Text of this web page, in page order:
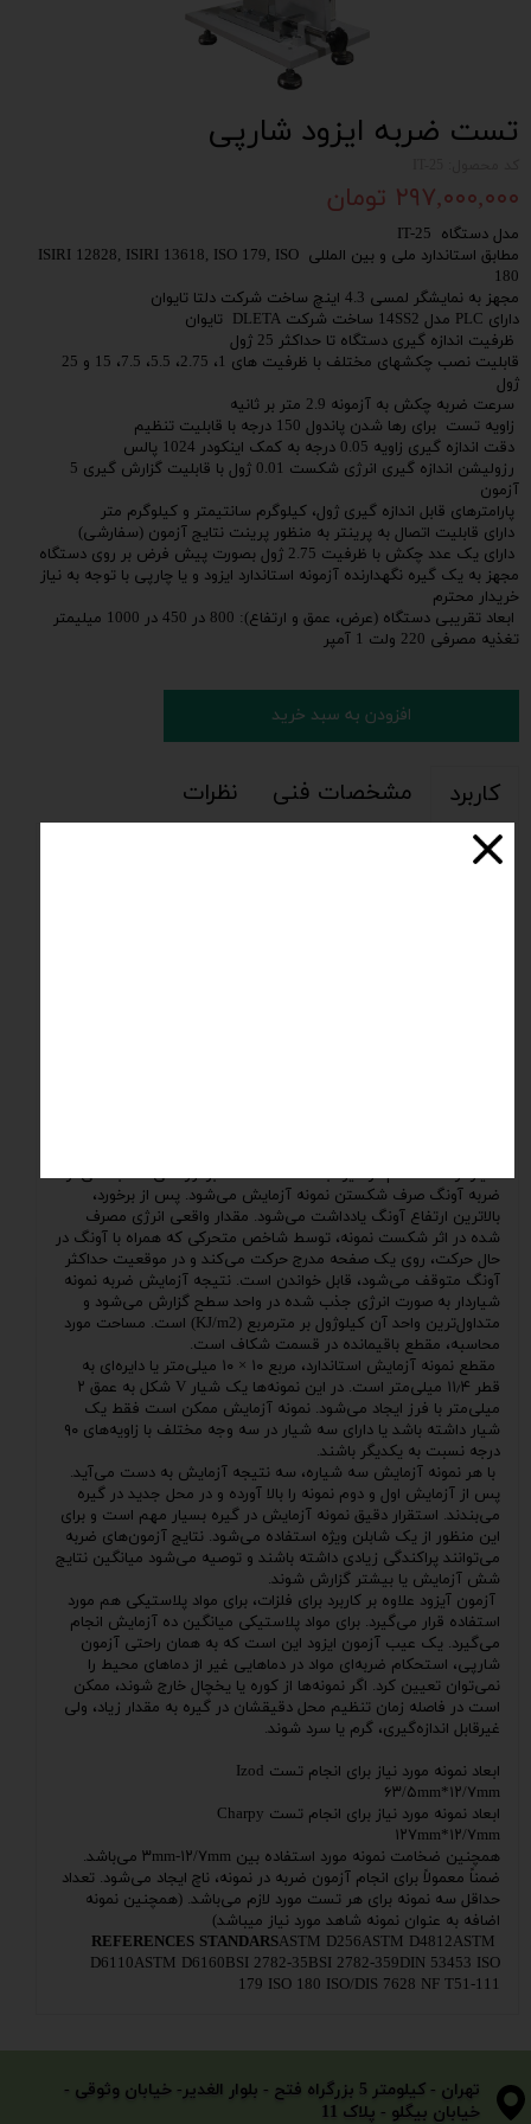
تست ضربه ایزود شارپی
۲۹۷,۰۰۰,۰۰۰ تومان
مدل دستگاه IT-25
مطابق استاندارد ملی و بین المللی ISIRI 12828, ISIRI 13618, ISO 179, ISO
180
مجهز به نمایشگر لمسی 4.3 اینچ ساخت شرکت دلتا تایوان
دارای PLC مدل 14SS2 ساخت شرکت DLETA تایوان
ظرفیت اندازه گیری دستگاه تا حداکثر 25 ژول
قابلیت نصب چکشهای مختلف با ظرفیت های 1، 2.75، 5.5، 7.5، 15 و 25
ژول
سرعت ضربه چکش به آزمونه 2.9 متر بر ثانیه
زاویه تست برای رها شدن پاندول 150 درجه با قابلیت تنظیم
دقت اندازه گیری زاویه 0.05 درجه به کمک اینکودر 1024 پالس
رزولیشن اندازه گیری انرژی شکست 0.01 ژول با قابلیت گزارش گیری 5
آزمون
پارامترهای قابل اندازه گیری ژول، کیلوگرم سانتیمتر و کیلوگرم متر
دارای قابلیت اتصال به پرینتر به منظور پرینت نتایج آزمون (سفارشی)
دارای یک عدد چکش با ظرفیت 2.75 ژول بصورت پیش فرض بر روی دستگاه
مجهز به یک گیره نگهدارنده آزمونه استاندارد ایزود و یا چارپی با توجه به نیاز
خریدار محترم
ابعاد تقریبی دستگاه (عرض، عمق و ارتفاع): 800 در 450 در 1000 میلیمتر
تغذیه مصرفی 220 ولت 1 آمپر
افزودن به سبد خرید
کاربرد مشخصات فنی نظرات
آزمون ضربه یکی از روشهای استاندارد برای به دست آوردن انرژی
شیاردار، که محکم در گیره بسته شده است، برخورد می‌کند. بخشی از
ضربه آونگ صرف شکستن نمونه آزمایش می‌شود. پس از برخورد،
بالاترین ارتفاع آونگ یادداشت می‌شود. مقدار واقعی انرژی مصرف
شده در اثر شکست نمونه، توسط شاخص متحرکی که همراه با آونگ در
حال حرکت، روی یک صفحه مدرج حرکت می‌کند و در موقعیت حداکثر
آونگ متوقف می‌شود، قابل خواندن است. نتیجه آزمایش ضربه نمونه
شیاردار به صورت انرژی جذب شده در واحد سطح گزارش می‌شود و
متداول‌ترین واحد آن کیلوژول بر مترمربع (KJ/m2) است. مساحت مورد
محاسبه، مقطع باقیمانده در قسمت شکاف است.
مقطع نمونه آزمایش استاندارد، مربع ۱۰ × ۱۰ میلی‌متر یا دایره‌ای به
قطر ۱۱٫۴ میلی‌متر است. در این نمونه‌ها یک شیار V شکل به عمق ۲
میلی‌متر با فرز ایجاد می‌شود. نمونه آزمایش ممکن است فقط یک
شیار داشته باشد یا دارای سه شیار در سه وجه مختلف با زاویه‌های ۹۰
درجه نسبت به یکدیگر باشند.
با هر نمونه آزمایش سه شیاره، سه نتیجه آزمایش به دست می‌آید.
پس از آزمایش اول و دوم نمونه را بالا آورده و در محل جدید در گیره
می‌بندند. استقرار دقیق نمونه آزمایش در گیره بسیار مهم است و برای
این منظور از یک شابلن ویژه استفاده می‌شود. نتایج آزمون‌های ضربه
می‌توانند پراکندگی زیادی داشته باشند و توصیه می‌شود میانگین نتایج
شش آزمایش یا بیشتر گزارش شوند.
آزمون آیزود علاوه بر کاربرد برای فلزات، برای مواد پلاستیکی هم مورد
استفاده قرار می‌گیرد. برای مواد پلاستیکی میانگین ده آزمایش انجام
می‌گیرد. یک عیب آزمون ایزود این است که به همان راحتی آزمون
شارپی، استحکام ضربه‌ای مواد در دماهایی غیر از دماهای محیط را
نمی‌توان تعیین کرد. اگر نمونه‌ها از کوره یا یخچال خارج شوند، ممکن
است در فاصله زمان تنظیم محل دقیقشان در گیره به مقدار زیاد، ولی
غیرقابل اندازه‌گیری، گرم یا سرد شوند.
ابعاد نمونه مورد نیاز برای انجام تست Izod
۶۳/۵mm*۱۲/۷mm
ابعاد نمونه مورد نیاز برای انجام تست Charpy
۱۲۷mm*۱۲/۷mm
همچنین ضخامت نمونه مورد استفاده بین ۳mm-۱۲/۷mm می‌باشد.
ضمناً معمولاً برای انجام آزمون ضربه در نمونه، ناچ ایجاد می‌شود. تعداد
حداقل سه نمونه برای هر تست مورد لازم می‌باشد. (همچنین نمونه
اضافه به عنوان نمونه شاهد مورد نیاز میباشد)
ASTM D256ASTM D4812ASTM
D6110ASTM D6160BSI 2782-35BSI 2782-359DIN 53453 ISO
179 ISO 180 ISO/DIS 7628 NF T51-111
​​​​​​​تهران - کیلومتر 5 بزرگراه فتح - بلوار الغدیر- خیابان وثوقی -
خیابان بیگلو - پلاک 11